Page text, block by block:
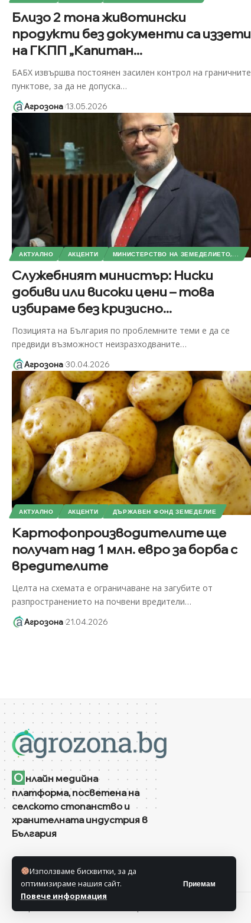
Използваме бисквитки, за да
оптимизираме нашия сайт.
Повече информация
Приемам
Близо 2 тона животински
продукти без документи са иззети
на ГКПП „Капитан...
БАБХ извършва постоянен засилен контрол на граничните
пунктове, за да не допуска…
Агрозона 13.05.2026
АКТУАЛНО АКЦЕНТИ МИНИСТЕРСТВО НА ЗЕМЕДЕЛИЕТО,...
Служебният министър: Ниски
добиви или високи цени – това
избираме без кризисно...
Позицията на България по проблемните теми е да се
предвиди възможност неизразходваните…
Агрозона 30.04.2026
АКТУАЛНО АКЦЕНТИ ДЪРЖАВЕН ФОНД ЗЕМЕДЕЛИЕ
Картофопроизводителите ще
получат над 1 млн. евро за борба с
вредителите
Целта на схемата е ограничаване на загубите от
разпространението на почвени вредители…
Агрозона 21.04.2026
О нлайн медийна
платформа, посветена на
селското стопанство и
хранителната индустрия в
България
© Агрозона © 2011-2025 Всички права запазени